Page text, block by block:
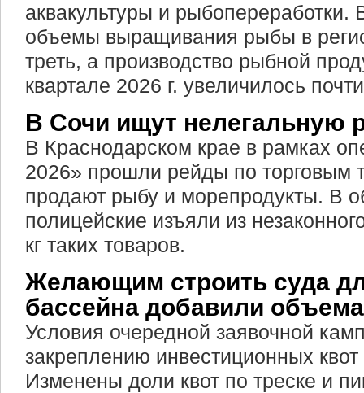
аквакультуры и
объемы выращивания рыбы в
треть, а производство рыбной
квартале 2026 г. увеличилось
В Сочи ищут нелегальную
В Краснодарском крае в рамках
2026» прошли рейды по торговым
продают рыбу и морепродукты. В
полицейские изъяли из
кг таких товаров.
Желающим строить суда
бассейна добавили объема
Условия очередной заявочной
закреплению инвестиционных квот
Изменены доли квот по треске и